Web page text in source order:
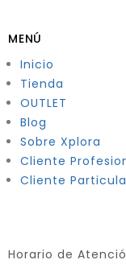
MENÚ
Inicio
Tienda
OUTLET
Blog
Sobre Xplora
Cliente
Cliente
Horario de